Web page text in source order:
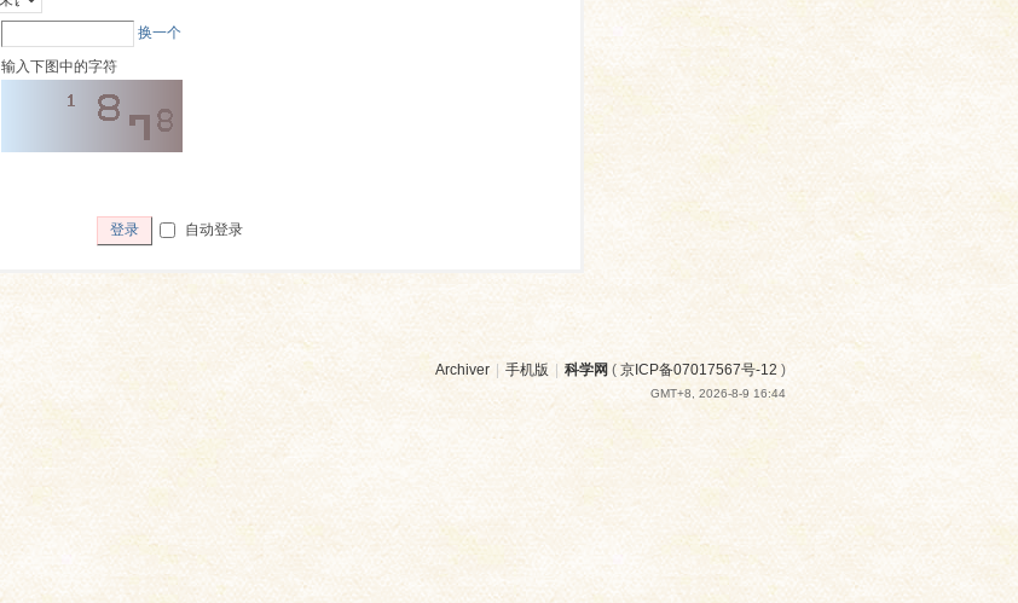
换一个
输入下图中的字符
登录 自动登录
Archiver | 手机版 | 科学网 ( 京ICP备07017567号-12 )
GMT+8, 2026-8-9 16:44